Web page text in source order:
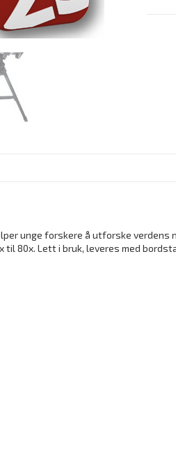
unge forskere å utforske verdens
til 80x. Lett i bruk, leveres med